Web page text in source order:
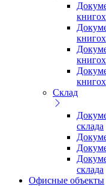
Склад
склада
склада
Офисные объекты